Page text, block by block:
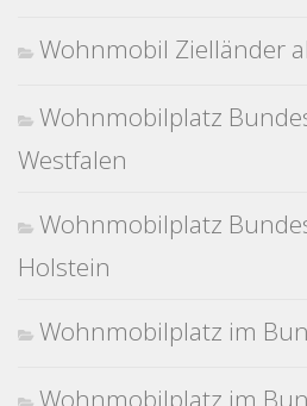
Wohnmobil Zielländer
Wohnmobilplatz
Westfalen
Wohnmobilplatz
Holstein
Wohnmobilplatz im
Wohnmobilplatz im